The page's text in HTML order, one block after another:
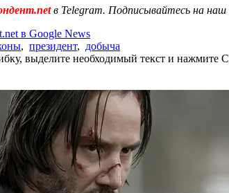
в Telegram. Подписывайтесь на наш
в Google News
, президент, добыча
выделите необходимый текст и нажмите